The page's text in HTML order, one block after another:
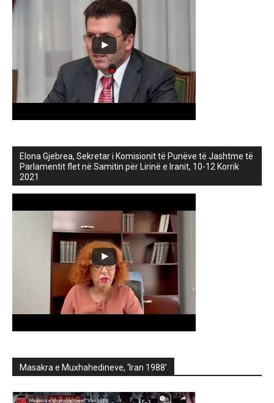
Elona Gjebrea, Sekretar i Komisionit të Punëve të Jashtme të
Parlamentit flet në Samitin për Lirinë e Iranit, 10-12 Korrik
2021
Masakra e Muxhahedineve, ‘Iran 1988’